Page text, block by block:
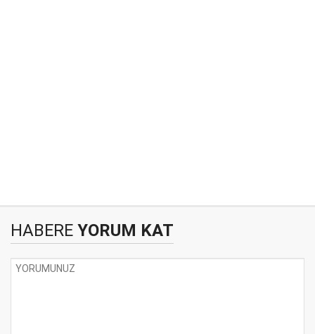
HABERE YORUM KAT